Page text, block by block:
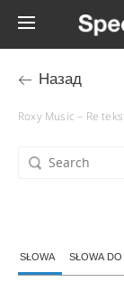
Назад
Roxy Music – Re
SŁOWA SŁOWA